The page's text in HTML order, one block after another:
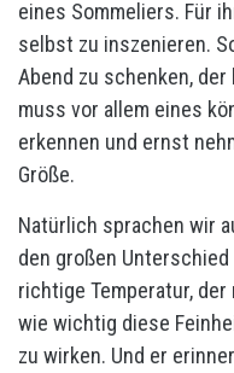
eines Sommeliers. Für
selbst zu inszenieren.
Abend zu schenken,
muss vor allem eines
erkennen und ernst
Größe.
Natürlich sprachen wir
den großen
richtige Temperatur,
wie wichtig diese
zu wirken. Und er